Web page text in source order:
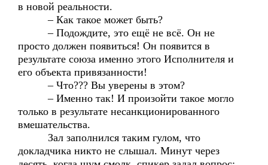
в новой реальности.
– Как такое может быть?
– Подождите, это ещё не всё. Он не
просто должен появиться! Он появится в
результате союза именно этого Исполнителя и
его объекта привязанности!
– Что??? Вы уверены в этом?
– Именно так! И произойти такое могло
только в результате несанкционированного
вмешательства.
Зал заполнился таким гулом, что
докладчика никто не слышал. Минут через